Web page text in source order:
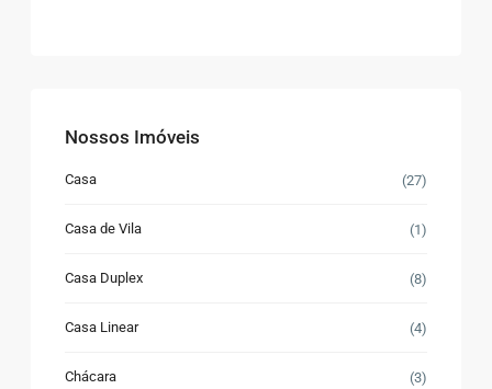
Nossos Imóveis
Casa (27)
Casa de Vila (1)
Casa Duplex (8)
Casa Linear (4)
Chácara (3)